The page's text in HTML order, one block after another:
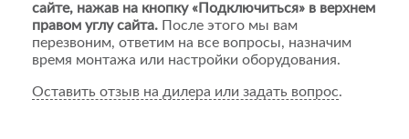
сайте, нажав на кнопку «Подключиться» в верхнем
правом углу сайта. После этого мы вам
перезвоним, ответим на все вопросы, назначим
время монтажа или настройки оборудования.
Оставить отзыв на дилера или задать вопрос.